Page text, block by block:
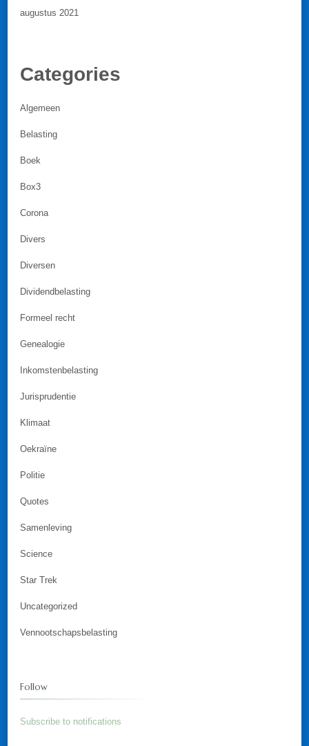
augustus 2021
Categories
Algemeen
Belasting
Boek
Box3
Corona
Divers
Diversen
Dividendbelasting
Formeel recht
Genealogie
Inkomstenbelasting
Jurisprudentie
Klimaat
Oekraïne
Politie
Quotes
Samenleving
Science
Star Trek
Uncategorized
Vennootschapsbelasting
Follow
Subscribe to notifications